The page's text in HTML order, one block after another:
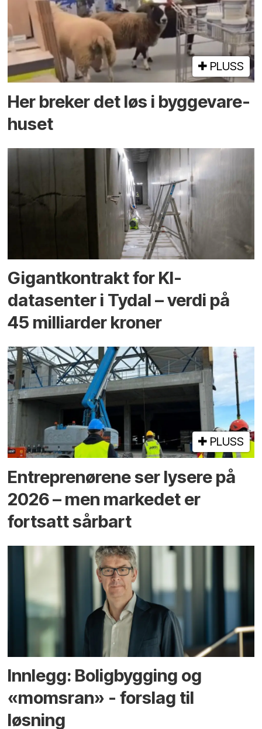
PLUSS
Her breker det løs i bygge­vare­
huset
Gigantkontrakt for KI-
datasenter i Tydal – verdi på
45 milliarder kroner
PLUSS
Entreprenørene ser lysere på
2026 – men markedet er
fortsatt sårbart
Innlegg: Boligbygging og
«momsran» - forslag til
løsning